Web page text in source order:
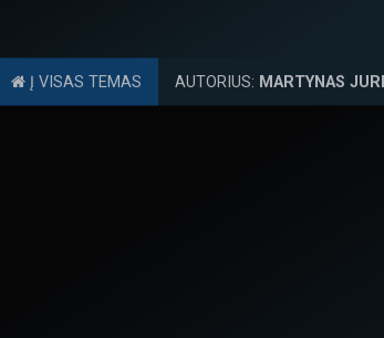
Į VISAS TEMAS AUTORIUS: MARTYNAS